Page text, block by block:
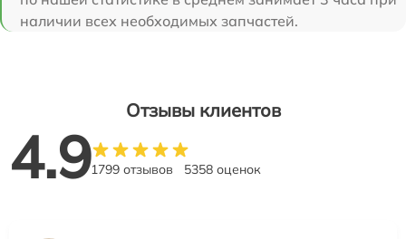
наличии всех необходимых запчастей.
Отзывы клиентов
4.91799 отзывов 5358 оценок